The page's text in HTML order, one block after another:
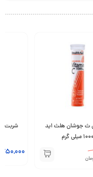
ث جوشان هلث اید
1000 میلی گرم